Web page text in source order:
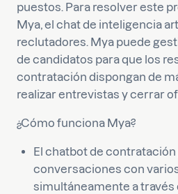
puestos. Para resolver este
Mya, el chat de inteligencia
reclutadores. Mya puede
de candidatos para que los
contratación dispongan de
realizar entrevistas y cerrar
¿Cómo funciona Mya?
El chatbot de
conversaciones con
simultáneamente a través